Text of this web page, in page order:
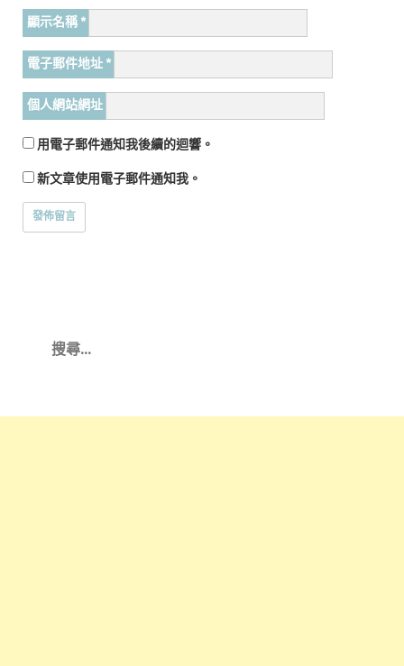
顯示名稱 *
電子郵件地址 *
個人網站網址
用電子郵件通知我後續的迴響。
新文章使用電子郵件通知我。